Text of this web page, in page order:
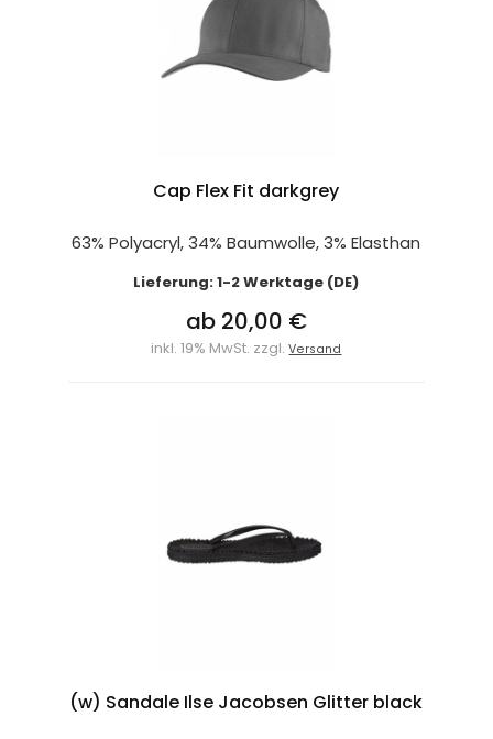
Cap Flex Fit darkgrey
63% Polyacryl, 34% Baumwolle, 3% Elasthan
Lieferung: 1-2 Werktage (DE)
ab 20,00 €
inkl. 19% MwSt. zzgl.Versand
(w) Sandale Ilse Jacobsen Glitter black